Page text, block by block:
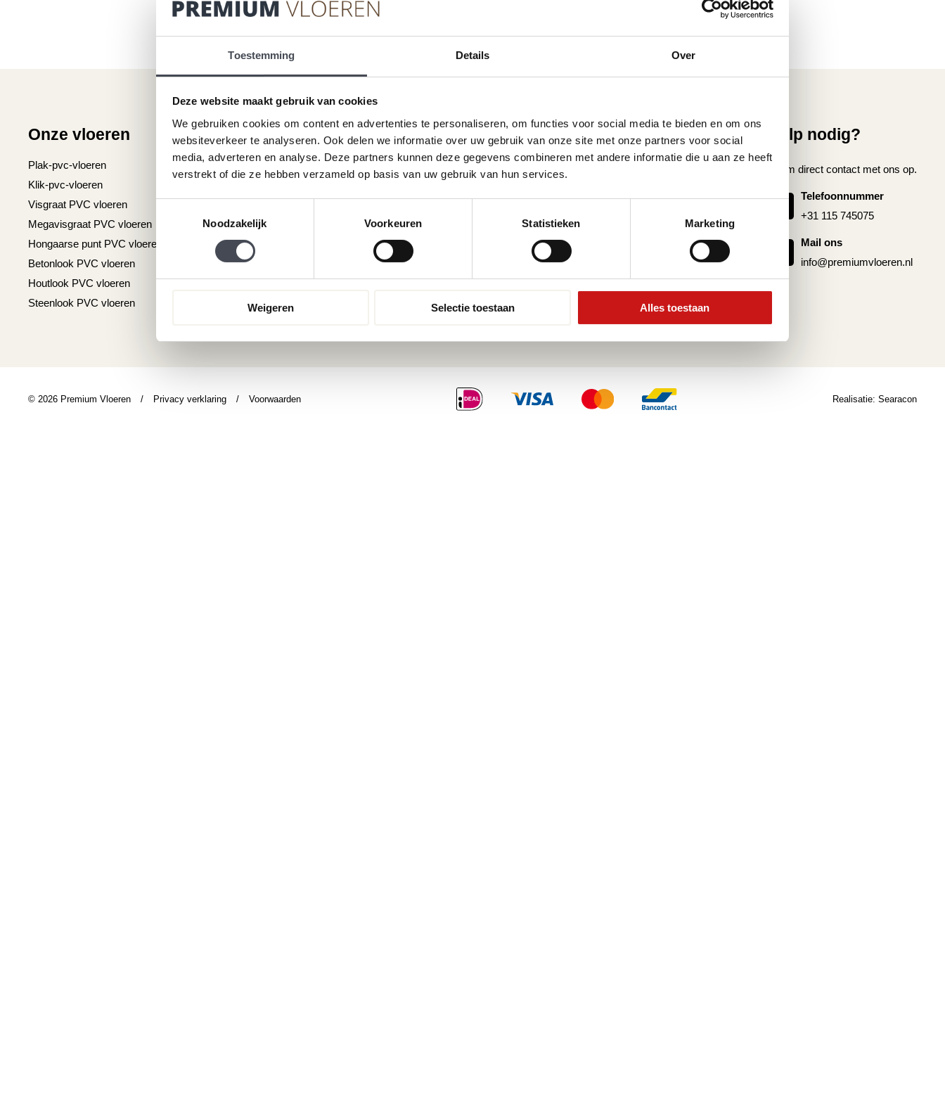
Toestemming Details Over
Deze website maakt gebruik van cookies
We gebruiken cookies om content en advertenties te personaliseren, om functies voor social media te bieden en om ons
websiteverkeer te analyseren. Ook delen we informatie over uw gebruik van onze site met onze partners voor social
media, adverteren en analyse. Deze partners kunnen deze gegevens combineren met andere informatie die u aan ze heeft
verstrekt of die ze hebben verzameld op basis van uw gebruik van hun services.
Noodzakelijk
Voorkeuren Statistieken Marketing
Weigeren Selectie toestaan Alles toestaan
Onze vloeren
Plak-pvc-vloeren
Klik-pvc-vloeren
Visgraat PVC vloeren
Megavisgraat PVC vloeren
Hongaarse punt PVC vloeren
Betonlook PVC vloeren
Houtlook PVC vloeren
Steenlook PVC vloeren
Klantenservice
Over premium vloeren
Contact
Cookiebeleid
Merken
Pvc-vloeren van Forbo
Therdex
Service
Schoonmaken
Hulp nodig?
Neem direct contact met ons op.
Telefoonnummer
+31 115 745075
Mail ons
info@premiumvloeren.nl
© 2026 Premium Vloeren / Privacy verklaring / Voorwaarden Realisatie: Searacon